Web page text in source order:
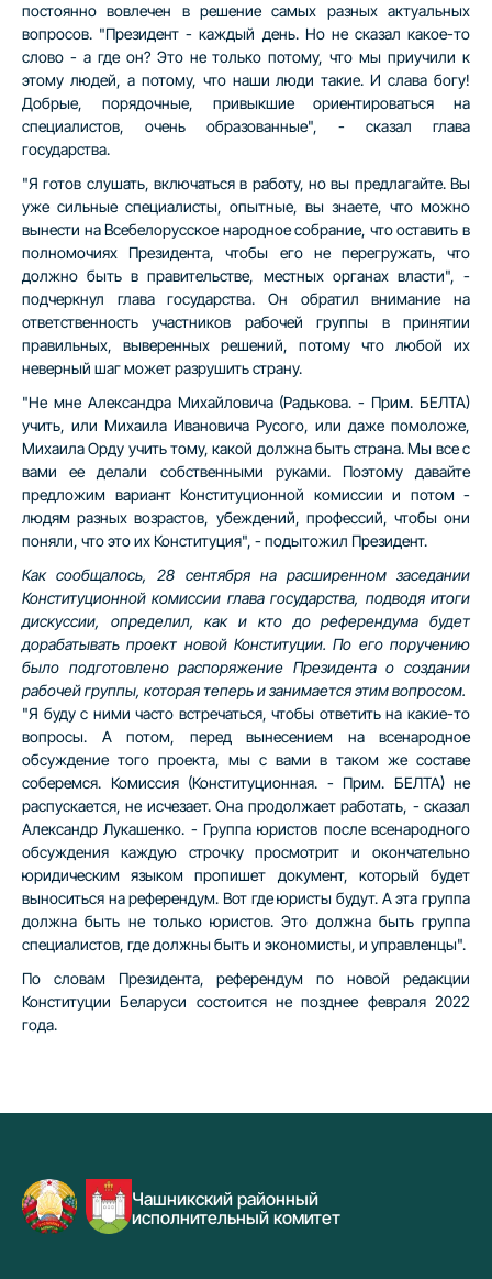
постоянно вовлечен в решение самых разных актуальных
вопросов. "Президент - каждый день. Но не сказал какое-то
слово - а где он? Это не только потому, что мы приучили к
этому людей, а потому, что наши люди такие. И слава богу!
Добрые, порядочные, привыкшие ориентироваться на
специалистов, очень образованные", - сказал глава
государства.
"Я готов слушать, включаться в работу, но вы предлагайте. Вы
уже сильные специалисты, опытные, вы знаете, что можно
вынести на Всебелорусское народное собрание, что оставить в
полномочиях Президента, чтобы его не перегружать, что
должно быть в правительстве, местных органах власти", -
подчеркнул глава государства. Он обратил внимание на
ответственность участников рабочей группы в принятии
правильных, выверенных решений, потому что любой их
неверный шаг может разрушить страну.
"Не мне Александра Михайловича (Радькова. - Прим. БЕЛТА)
учить, или Михаила Ивановича Русого, или даже помоложе,
Михаила Орду учить тому, какой должна быть страна. Мы все с
вами ее делали собственными руками. Поэтому давайте
предложим вариант Конституционной комиссии и потом -
людям разных возрастов, убеждений, профессий, чтобы они
поняли, что это их Конституция", - подытожил Президент.
Как сообщалось, 28 сентября на расширенном заседании
Конституционной комиссии глава государства, подводя итоги
дискуссии, определил, как и кто до референдума будет
дорабатывать проект новой Конституции. По его поручению
было подготовлено распоряжение Президента о создании
рабочей группы, которая теперь и занимается этим вопросом.
"Я буду с ними часто встречаться, чтобы ответить на какие-то
вопросы. А потом, перед вынесением на всенародное
обсуждение того проекта, мы с вами в таком же составе
соберемся. Комиссия (Конституционная. - Прим. БЕЛТА) не
распускается, не исчезает. Она продолжает работать, - сказал
Александр Лукашенко. - Группа юристов после всенародного
обсуждения каждую строчку просмотрит и окончательно
юридическим языком пропишет документ, который будет
выноситься на референдум. Вот где юристы будут. А эта группа
должна быть не только юристов. Это должна быть группа
специалистов, где должны быть и экономисты, и управленцы".
По словам Президента, референдум по новой редакции
Конституции Беларуси состоится не позднее февраля 2022
года.
Чашникский районный
исполнительный комитет